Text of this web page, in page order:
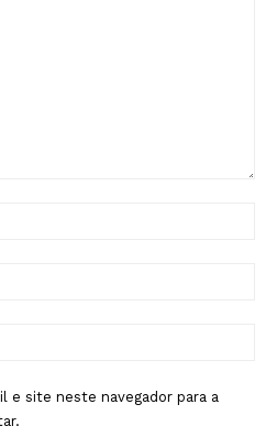
e site neste navegador para a